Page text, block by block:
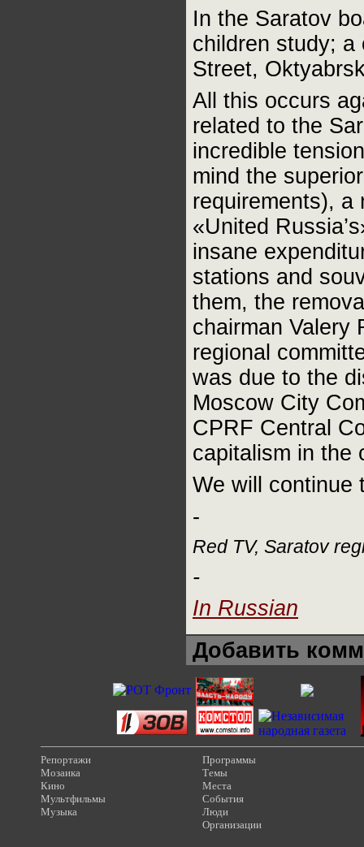
In the Saratov
children study; a
Street,
All this occurs
related to the
incredible
mind the
requirements), a
«United
insane
stations and
them, the
chairman Valery
regional
was due to the
Moscow City
CPRF Central
capitalism in the
We will continue
-
Red TV, Saratov
-
In Russian
Добавить
Репортажи
Мозаика
Кино
Мультфильмы
Музыка
Программы
Темы
Места
События
Люди
Организации